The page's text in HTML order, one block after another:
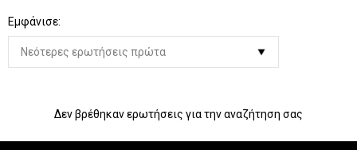
Εμφάνισε:
Δεν βρέθηκαν ερωτήσεις για την αναζήτηση σας